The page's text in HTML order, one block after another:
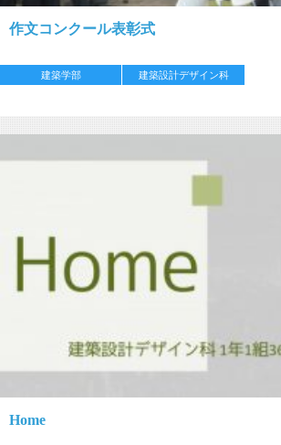
作文コンクール表彰式
建築学部 建築設計デザイン科
Home